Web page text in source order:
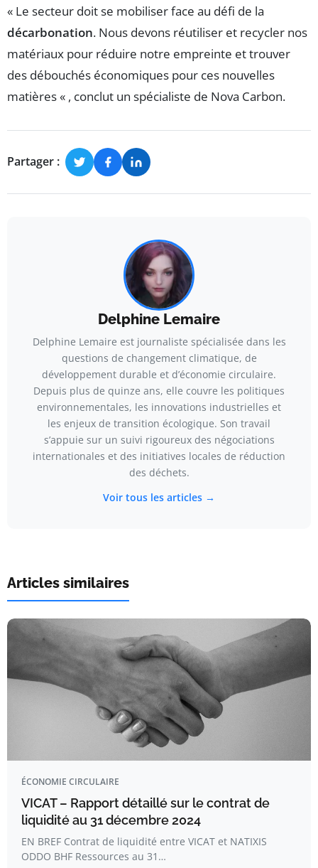
« Le secteur doit se mobiliser face au défi de la
décarbonation. Nous devons réutiliser et recycler nos
matériaux pour réduire notre empreinte et trouver
des débouchés économiques pour ces nouvelles
matières « , conclut un spécialiste de Nova Carbon.
Partager :
Delphine Lemaire
Delphine Lemaire est journaliste spécialisée dans les
questions de changement climatique, de
développement durable et d’économie circulaire.
Depuis plus de quinze ans, elle couvre les politiques
environnementales, les innovations industrielles et
les enjeux de transition écologique. Son travail
s’appuie sur un suivi rigoureux des négociations
internationales et des initiatives locales de réduction
des déchets.
Voir tous les articles →
Articles similaires
ÉCONOMIE CIRCULAIRE
VICAT – Rapport détaillé sur le contrat de
liquidité au 31 décembre 2024
EN BREF Contrat de liquidité entre VICAT et NATIXIS
ODDO BHF Ressources au 31…